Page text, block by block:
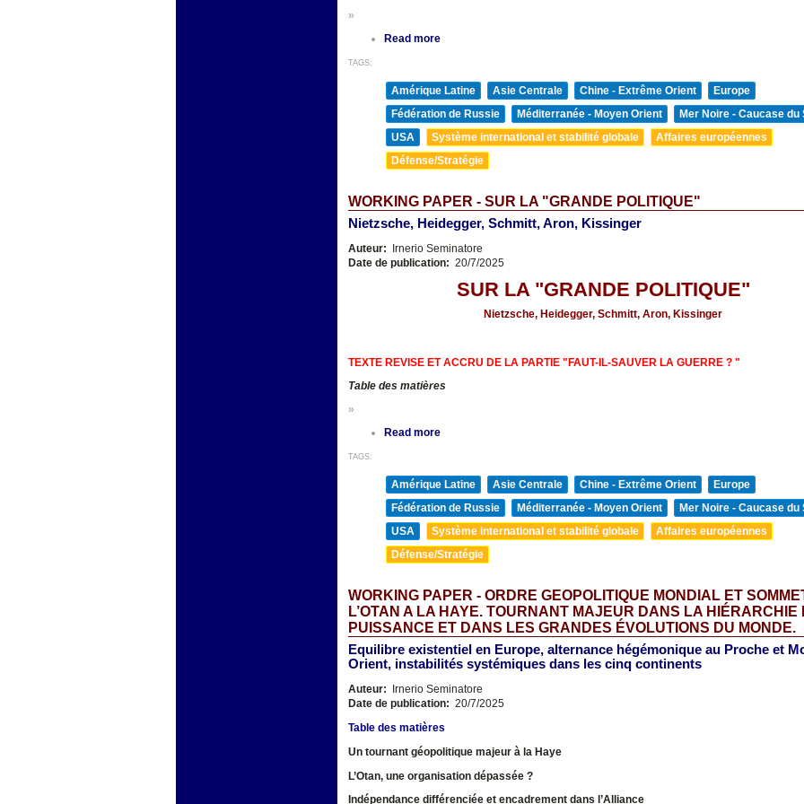
»
Read more
TAGS:
Amérique Latine Asie Centrale Chine - Extrême Orient
Europe
Fédération de Russie
Méditerranée - Moyen Orient
Mer Noire - Caucase du
USA
Système international et stabilité globale
Affaires européennes
Défense/Stratégie
WORKING PAPER - SUR LA "GRANDE POLITIQUE"
Nietzsche, Heidegger, Schmitt, Aron, Kissinger
Auteur: Irnerio Seminatore
Date de publication: 20/7/2025
SUR LA "GRANDE POLITIQUE"
Nietzsche, Heidegger, Schmitt, Aron, Kissinger
TEXTE REVISE ET ACCRU DE LA PARTIE "FAUT-IL-SAUVER LA GUERRE ? "
Table des matières
»
Read more
TAGS:
Amérique Latine Asie Centrale Chine - Extrême Orient
Europe
Fédération de Russie
Méditerranée - Moyen Orient
Mer Noire - Caucase du
USA
Système international et stabilité globale
Affaires européennes
Défense/Stratégie
WORKING PAPER - ORDRE GEOPOLITIQUE MONDIAL ET
L’OTAN A LA HAYE. TOURNANT MAJEUR DANS LA HIÉRARCHIE
PUISSANCE ET DANS LES GRANDES ÉVOLUTIONS DU MONDE.
Equilibre existentiel en Europe, alternance hégémonique au Proche et
Orient, instabilités systémiques dans les cinq continents
Auteur:
Irnerio Seminatore
Date de publication: 20/7/2025
Table des matières
Un tournant géopolitique majeur à la Haye
L’Otan, une organisation dépassée ?
Indépendance différenciée et encadrement dans l’Alliance